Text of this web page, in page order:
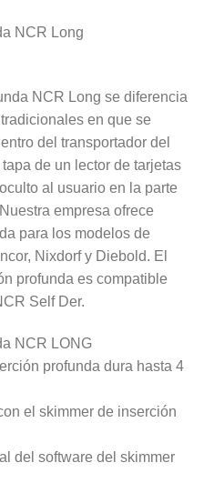
NCR Long
NCR Long se diferencia
en que se
del transportador del
de un lector de tarjetas
al usuario en la parte
empresa ofrece
para los modelos de
Nixdorf y Diebold. El
profunda es compatible
Self Der.
NCR LONG
profunda dura hasta 4
el skimmer de inserción
del software del skimmer